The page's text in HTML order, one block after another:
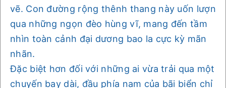
vẽ. Con đường rộng thênh thang này uốn lượn
qua những ngọn đèo hùng vĩ, mang đến tầm
nhìn toàn cảnh đại dương bao la cực kỳ mãn
nhãn.
Đặc biệt hơn đối với những ai vừa trải qua một
chuyến bay dài, đầu phía nam của bãi biển chỉ